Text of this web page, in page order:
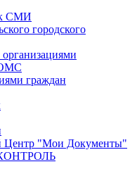
СМИ
городского
ОМС
граждан
Центр "Мои Документы"